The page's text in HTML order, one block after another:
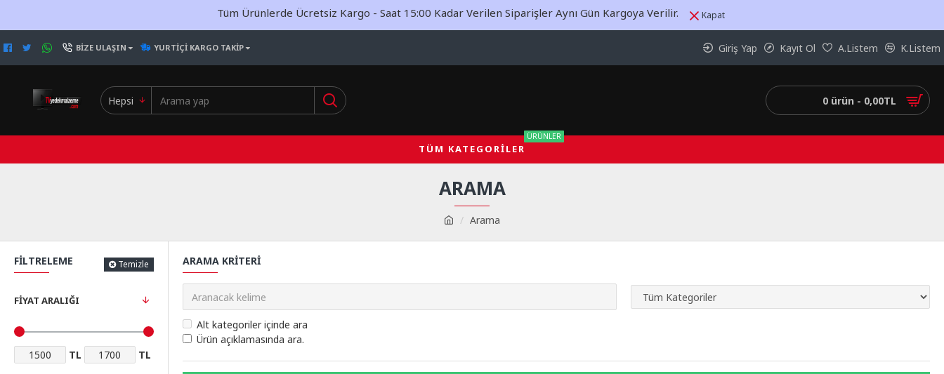
Tüm Ürünlerde Ücretsiz Kargo - Saat 15:00 Kadar Verilen Siparişler Aynı Gün Kargoya Verilir. Kapat
BIZE ULAŞIN YURTIÇI KARGO TAKIP Giriş Yap Kayıt Ol A.Listem K.Listem
Hepsi 0 ürün - 0,00TL
TÜM KATEGORILER
ÜRÜNLER
Arama
ARAMA
FILTRELEME Temizle
FIYAT ARALIĞI
TL TL
ARAMA KRITERI
Alt kategoriler içinde ara
Ürün açıklamasında ara.